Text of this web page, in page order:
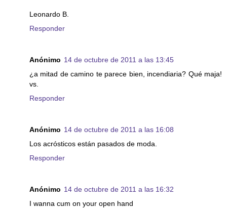
Leonardo B.
Responder
Anónimo 14 de octubre de 2011 a las 13:45
¿a mitad de camino te parece bien, incendiaria? Qué maja!
vs.
Responder
Anónimo 14 de octubre de 2011 a las 16:08
Los acrósticos están pasados de moda.
Responder
Anónimo 14 de octubre de 2011 a las 16:32
I wanna cum on your open hand